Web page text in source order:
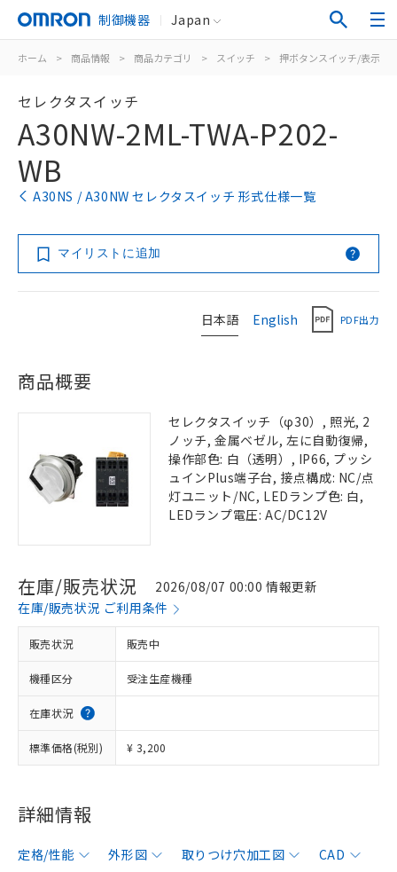
制御機器 Japan
ホーム > 商品情報 > 商品カテゴリ > スイッチ > 押ボタンスイッチ/表示灯
セレクタスイッチ
A30NW-2ML-TWA-P202-
WB
A30NS / A30NW セレクタスイッチ 形式仕様一覧
マイリストに追加
日本語 English PDF出力
商品概要
セレクタスイッチ（φ30）, 照光, 2
ノッチ, 金属ベゼル, 左に自動復帰,
操作部色: 白（透明）, IP66, プッシ
ュインPlus端子台, 接点構成: NC/点
灯ユニット/NC, LEDランプ色: 白,
LEDランプ電圧: AC/DC12V
在庫/販売状況
2026/08/07 00:00 情報更新
在庫/販売状況 ご利用条件
販売状況 販売中
機種区分 受注生産機種
在庫状況
標準価格(税別) ¥ 3,200
詳細情報
定格/性能 外形図 取りつけ穴加工図
CAD